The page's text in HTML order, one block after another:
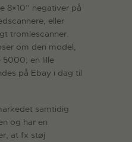
8×10” negativer på
eller
tromlescanner.
om den model,
5000; en lille
på Ebay i dag til
samtidig
og har en
at fx støj